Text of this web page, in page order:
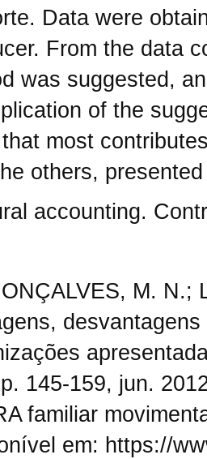
Data were
From the data
was suggested,
of the
most
others,
accounting.
M. N.;
145-159, jun.
familiar
em: https://